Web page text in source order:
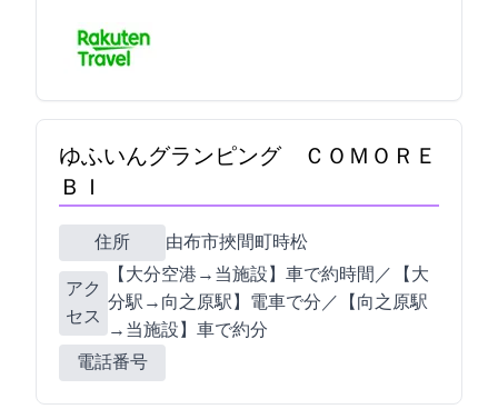
ゆふいんグランピング ＣＯＭＯＲＥ
ＢＩ
住所 由布市挾間町時松105
アク
セス
【大分空港→当施設】車で約1時間／ 【JR大
分駅→JR向之原駅】電車で21分／【JR向之原駅
→当施設】車で約15分
電話番号